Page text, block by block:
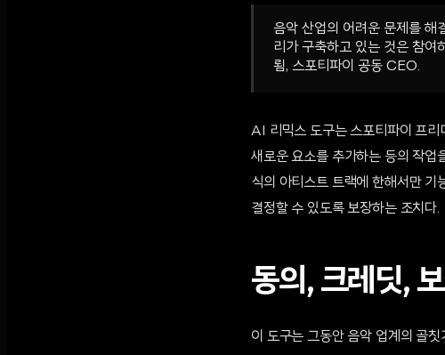
음악 산업의 어려운 문제를 해
리가 구축하고 있는 것은 참여
룀, 스포티파이 공동 CEO.
AI 리믹스 도구는 스포티파이 프리
새로운 요소를 추가하는 등의 작
식의 아티스트 트랙에 한해서만 기
결정할 수 있도록 보장하는 조치다.
동의, 크레딧,
이 도구는 그동안 음악 업계의 골